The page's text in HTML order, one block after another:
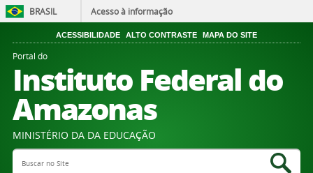
BRASIL Acesso à informação
ACESSIBILIDADE ALTO CONTRASTE MAPA DO SITE
Portal do
Instituto Federal do
Amazonas
MINISTÉRIO DA DA EDUCAÇÃO
Search Site